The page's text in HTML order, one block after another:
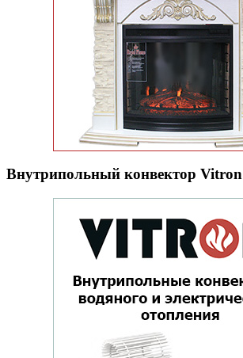
Внутрипольный конвектор Vitron